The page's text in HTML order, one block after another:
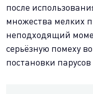
после
множества мелких
неподходящий
серьёзную помеху
постановки